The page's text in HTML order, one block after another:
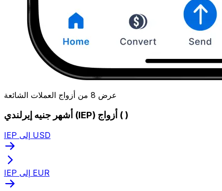
عرض 8 من أزواج العملات الشائعة
أشهر جنيه إيرلندي (IEP) أزواج ( )
IEP إلى USD
IEP إلى EUR